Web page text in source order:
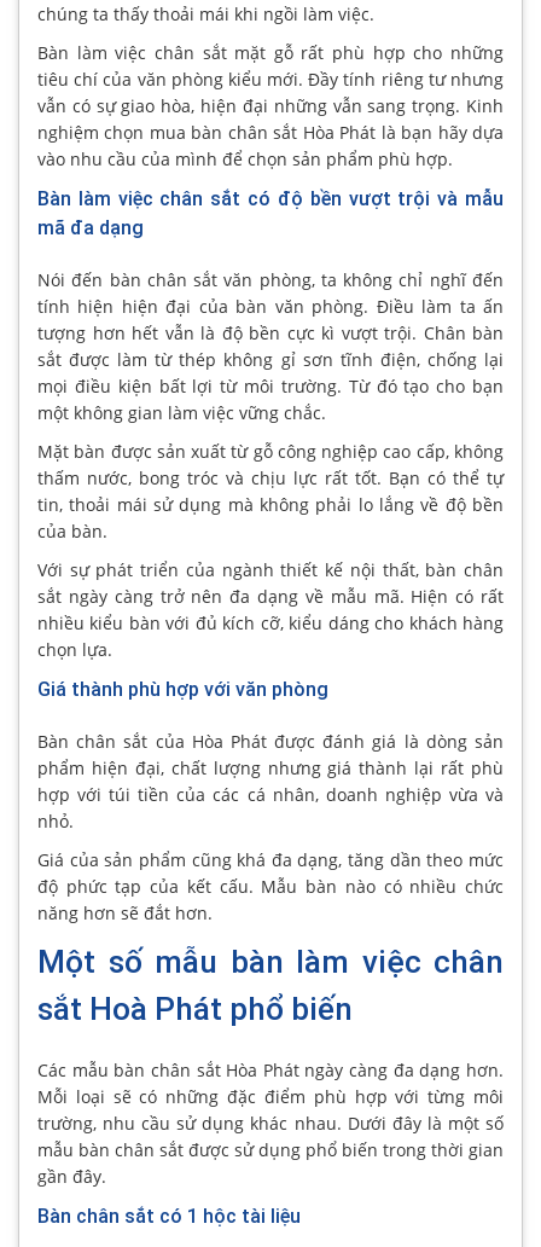
chúng ta thấy thoải mái khi ngồi làm việc.
Bàn làm việc chân sắt mặt gỗ rất phù hợp cho những
tiêu chí của văn phòng kiểu mới. Đầy tính riêng tư nhưng
vẫn có sự giao hòa, hiện đại những vẫn sang trọng. Kinh
nghiệm chọn mua bàn chân sắt Hòa Phát là bạn hãy dựa
vào nhu cầu của mình để chọn sản phẩm phù hợp.
Bàn làm việc chân sắt có độ bền vượt trội và mẫu
mã đa dạng
Nói đến bàn chân sắt văn phòng, ta không chỉ nghĩ đến
tính hiện hiện đại của bàn văn phòng. Điều làm ta ấn
tượng hơn hết vẫn là độ bền cực kì vượt trội. Chân bàn
sắt được làm từ thép không gỉ sơn tĩnh điện, chống lại
mọi điều kiện bất lợi từ môi trường. Từ đó tạo cho bạn
một không gian làm việc vững chắc.
Mặt bàn được sản xuất từ gỗ công nghiệp cao cấp, không
thấm nước, bong tróc và chịu lực rất tốt. Bạn có thể tự
tin, thoải mái sử dụng mà không phải lo lắng về độ bền
của bàn.
Với sự phát triển của ngành thiết kế nội thất, bàn chân
sắt ngày càng trở nên đa dạng về mẫu mã. Hiện có rất
nhiều kiểu bàn với đủ kích cỡ, kiểu dáng cho khách hàng
chọn lựa.
Giá thành phù hợp với văn phòng
Bàn chân sắt của Hòa Phát được đánh giá là dòng sản
phẩm hiện đại, chất lượng nhưng giá thành lại rất phù
hợp với túi tiền của các cá nhân, doanh nghiệp vừa và
nhỏ.
Giá của sản phẩm cũng khá đa dạng, tăng dần theo mức
độ phức tạp của kết cấu. Mẫu bàn nào có nhiều chức
năng hơn sẽ đắt hơn.
Một số mẫu bàn làm việc chân
sắt Hoà Phát phổ biến
Các mẫu bàn chân sắt Hòa Phát ngày càng đa dạng hơn.
Mỗi loại sẽ có những đặc điểm phù hợp với từng môi
trường, nhu cầu sử dụng khác nhau. Dưới đây là một số
mẫu bàn chân sắt được sử dụng phổ biến trong thời gian
gần đây.
Bàn chân sắt có 1 hộc tài liệu